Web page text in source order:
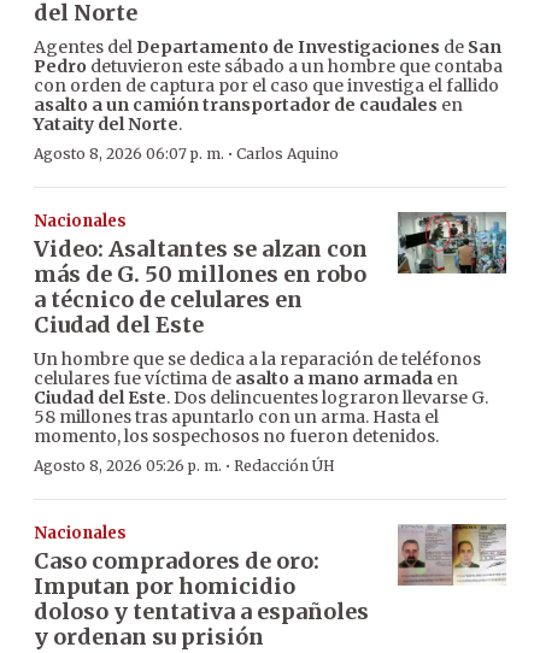
del Norte
Agentes del Departamento de Investigaciones de San
Pedro detuvieron este sábado a un hombre que contaba
con orden de captura por el caso que investiga el fallido
asalto a un camión transportador de caudales en
Yataity del Norte.
Agosto 8, 2026 06:07 p. m. · Carlos Aquino
Nacionales
Video: Asaltantes se alzan con
más de G. 50 millones en robo
a técnico de celulares en
Ciudad del Este
Un hombre que se dedica a la reparación de teléfonos
celulares fue víctima de asalto a mano armada en
Ciudad del Este. Dos delincuentes lograron llevarse G.
58 millones tras apuntarlo con un arma. Hasta el
momento, los sospechosos no fueron detenidos.
Agosto 8, 2026 05:26 p. m. · Redacción ÚH
Nacionales
Caso compradores de oro:
Imputan por homicidio
doloso y tentativa a españoles
y ordenan su prisión